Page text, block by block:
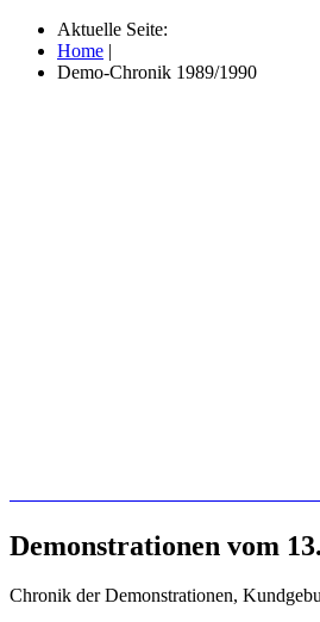
Aktuelle Seite:
Home |
Demo-Chronik 1989/1990
Demonstrationen vom
Chronik der Demonstrationen,